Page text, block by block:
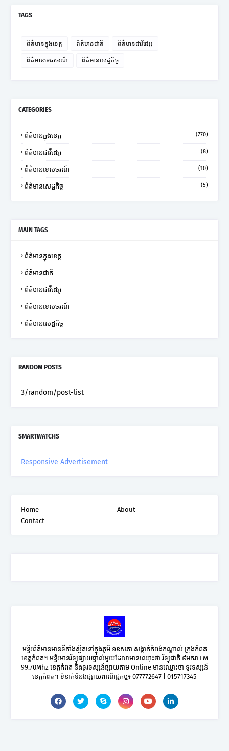
TAGS
ព័ត៌មានក្នុងខេត្ត ព័ត៌មានជាតិ ព័ត៌មានជាវីដេអូ
ព័ត៌មានទេសចរណ៍ ព័ត៌មានសេដ្ឋកិច្ច
CATEGORIES
ព័ត៌មានក្នុងខេត្ត (770)
ព័ត៌មានជាវីដេអូ (8)
ព័ត៌មានទេសចរណ៍ (10)
ព័ត៌មានសេដ្ឋកិច្ច (5)
MAIN TAGS
ព័ត៌មានក្នុងខេត្ត
ព័ត៌មានជាតិ
ព័ត៌មានជាវីដេអូ
ព័ត៌មានទេសចរណ៍
ព័ត៌មានសេដ្ឋកិច្ច
RANDOM POSTS
3/random/post-list
SMARTWATCHS
Responsive Advertisement
Home
About
Contact
មន្ទីរព័ត៌មានមានទីតាំងស្ថិតនៅក្នុងភូមិ ១ឧសភា សង្កាត់កំពង់កណ្តាល់ ក្រុងកំពត
ខេត្តកំពត។ មន្ទីរមានវិទ្យុផ្សាយផ្ទាល់មួយដែលាមានឈ្មោះថា វិទ្យុជាតិ ៩មករា FM
99.70Mhz ខេត្តកំពត និងទូរទស្សន៍ផ្សាយតាម Online មានឈ្មោះថា ទូរទស្សន៍
ខេត្តកំពត។ ទំនាក់ទំនងផ្សាយពាណិជ្ជកម្ម៖ 077772647 | 015717345